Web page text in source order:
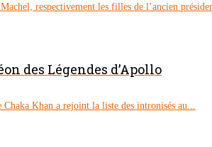
respectivement les filles de l’ancien
des Légendes d’Apollo
Khan a rejoint la liste des intronisés au...